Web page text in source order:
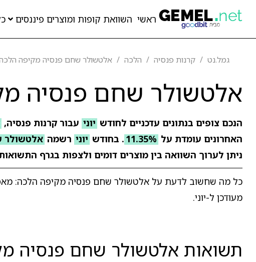
ראשי השוואת קופות ומוצרים פיננסים
גמל.נט קרנות פנסיה הלכה אלטשולר שחם פנסיה מקיפה
אלטשולר שחם פנסיה
הנכם צופים בנתונים עדכניים לחודש יוני עבור קרנות פנסיה,
האחרונים עומדת על 11.35% . בחודש יוני רשמה אלטשולר
ניתן לערוך השוואה בין מוצרים דומים ולצפות בגרף
כל מה שחשוב לדעת על אלטשולר שחם פנסיה מקיפה הלכה:
מעודכן ל-יוני.
תשואות אלטשולר שחם פנסיה